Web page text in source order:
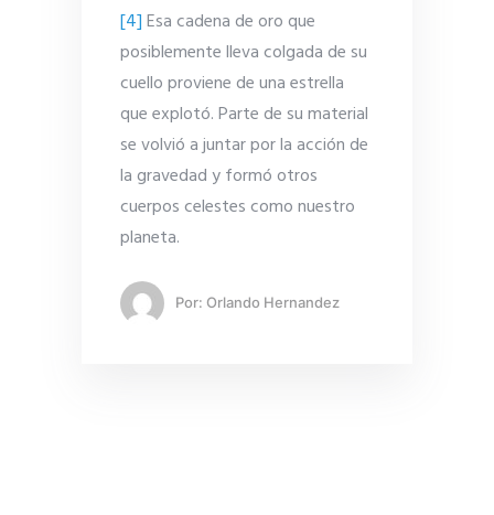
[4]Esa cadena de oro que
posiblemente lleva colgada de su
cuello proviene de una estrella
que explotó. Parte de su material
se volvió a juntar por la acción de
la gravedad y formó otros
cuerpos celestes como nuestro
planeta.
Por: Orlando Hernandez